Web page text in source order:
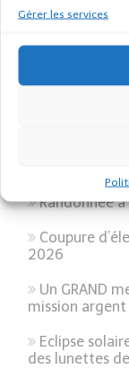
Gérer les services
Randonnée
Coupure
2026
Un GRAND
mission
Eclipse
des lunettes